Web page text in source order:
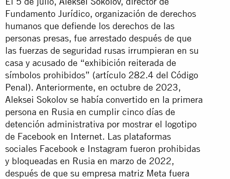
Fundamento Jurídico, organización de derechos
humanos que defiende los derechos de las
personas presas, fue arrestado después de que
las fuerzas de seguridad rusas irrumpieran en su
casa y acusado de “exhibición reiterada de
símbolos prohibidos” (artículo 282.4 del Código
Penal). Anteriormente, en octubre de 2023,
Aleksei Sokolov se había convertido en la primera
persona en Rusia en cumplir cinco días de
detención administrativa por mostrar el logotipo
de Facebook en Internet. Las plataformas
sociales Facebook e Instagram fueron prohibidas
y bloqueadas en Rusia en marzo de 2022,
después de que su empresa matriz Meta fuera